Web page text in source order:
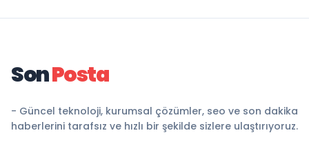
SonPosta
- Güncel teknoloji, kurumsal çözümler, seo ve son dakika
haberlerini tarafsız ve hızlı bir şekilde sizlere ulaştırıyoruz.